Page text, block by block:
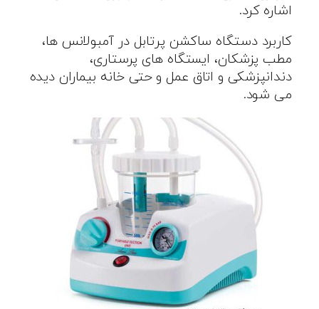
اشاره کرد.
کاربرد دستگاه ساکشن پرتابل در آمبولانس ها،
مطب پزشکان، ایستگاه های پرستاری،
دندانپزشکی و اتاق عمل و حتی خانه بیماران دیده
می شود.